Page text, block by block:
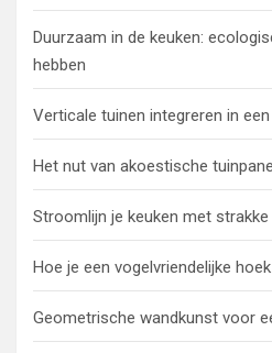
Duurzaam in de keuken:
hebben
Verticale tuinen integreren in
Het nut van akoestische
Stroomlijn je keuken met
Hoe je een vogelvriendelijke
Geometrische wandkunst voor